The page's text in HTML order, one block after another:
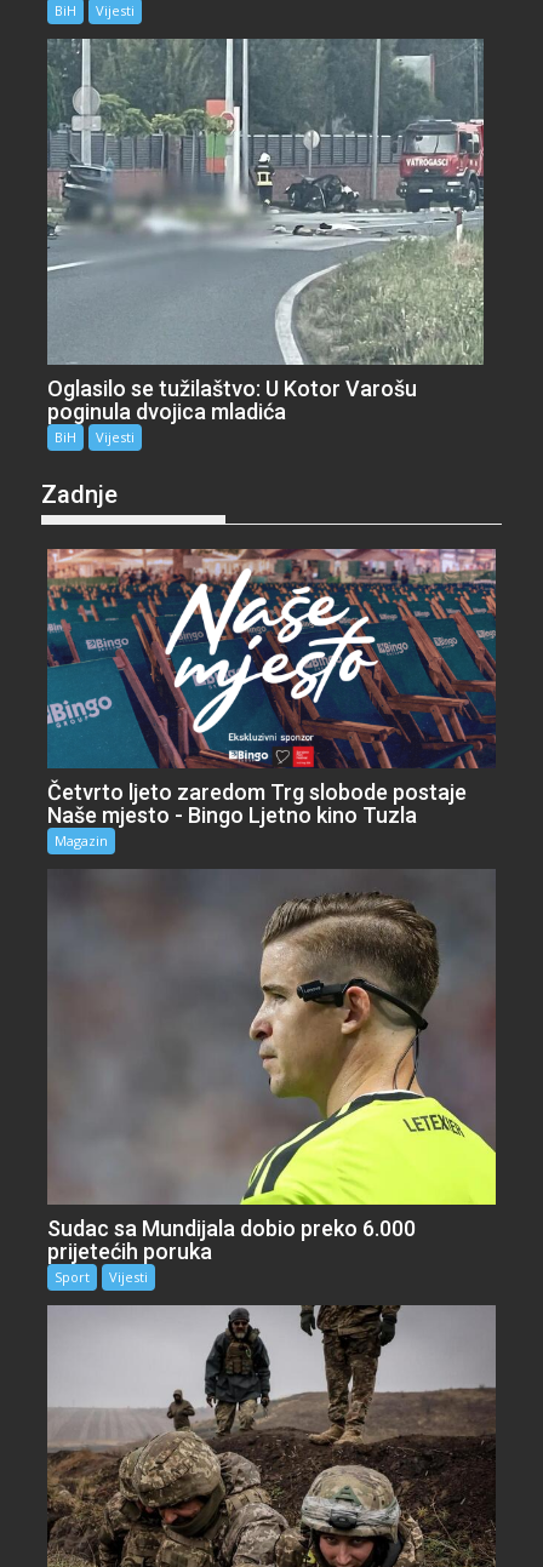
BiH Vijesti
Oglasilo se tužilaštvo: U Kotor Varošu
poginula dvojica mladića
BiH Vijesti
Zadnje
Četvrto ljeto zaredom Trg slobode postaje
Naše mjesto - Bingo Ljetno kino Tuzla
Magazin
Sudac sa Mundijala dobio preko 6.000
prijetećih poruka
Sport Vijesti